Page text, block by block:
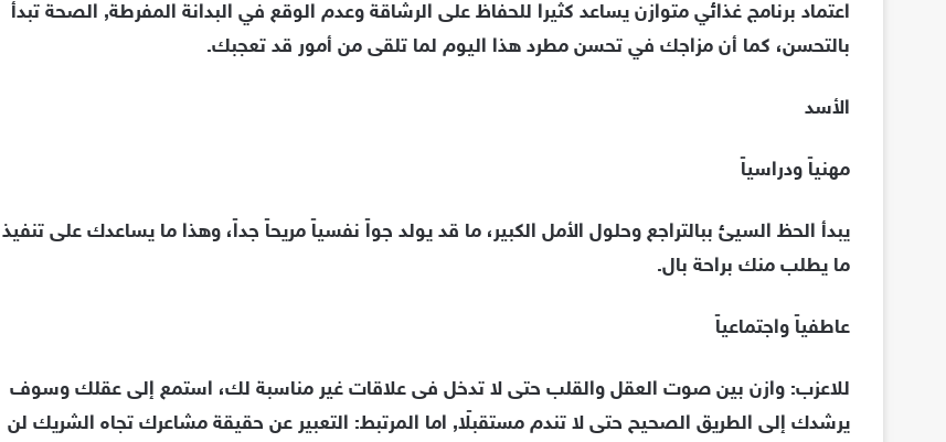
اعتماد برنامج غذائي متوازن يساعد كثيرا للحفاظ على الرشاقة وعدم الوقع في البدانة المفرطة, الصحة تبدأ
بالتحسن، كما أن مزاجك في تحسن مطرد هذا اليوم لما تلقى من أمور قد تعجبك.
الأسد
مهنياً ودراسياً
يبدأ الحظ السيئ ببالتراجع وحلول الأمل الكبير، ما قد يولد جواً نفسياً مريحاً جداً، وهذا ما يساعدك على تنفيذ
ما يطلب منك براحة بال.
عاطفياً واجتماعياً
للاعزب: وازن بين صوت العقل والقلب حتى لا تدخل فى علاقات غير مناسبة لك، استمع إلى عقلك وسوف
يرشدك إلى الطريق الصحيح حتى لا تندم مستقبلًا, اما المرتبط: التعبير عن حقيقة مشاعرك تجاه الشريك لن